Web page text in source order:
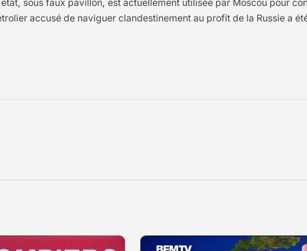
sous faux pavillon, est actuellement utilisée par Moscou pour
accusé de naviguer clandestinement au profit de la Russie a